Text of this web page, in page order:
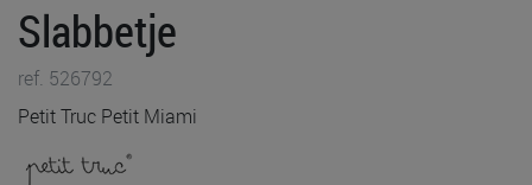
Slabbetje
ref. 526792
Petit Truc Petit Miami